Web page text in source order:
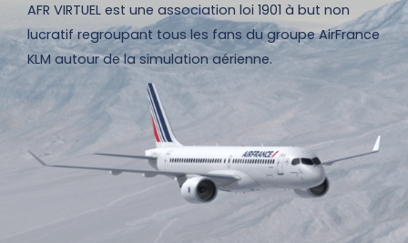
AFR VIRTUEL est une association loi 1901 à but non
lucratif regroupant tous les fans du groupe AirFrance
KLM autour de la simulation aérienne.